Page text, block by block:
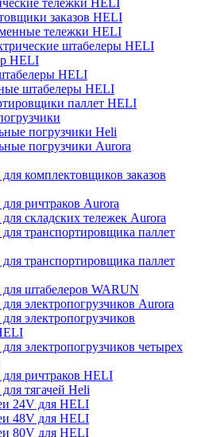
тележки HELI
заказов HELI
тележки HELI
штабелеры HELI
HELI
HELI
штабелеры HELI
паллет HELI
погрузчики Heli
погрузчики Aurora
комплектовщиков заказов
ричтраков Aurora
складских тележек Aurora
транспортировщика паллет
транспортировщика паллет
штабелеров WARUN
электропогрузчиков Aurora
электропогрузчиков
электропогрузчиков четырех
ричтраков HELI
тягачей Heli
24V для HELI
48V для HELI
80V для HELI